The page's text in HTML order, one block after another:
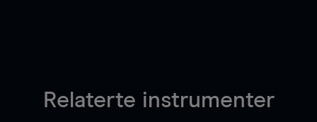
Relaterte instrumenter